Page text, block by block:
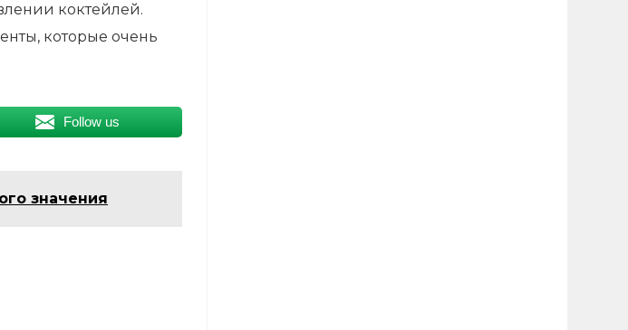
коктейлей.
которые очень
Follow us
значения